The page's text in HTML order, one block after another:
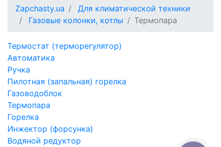
Zapchasty.ua
Для климатической техники
Газовые колонки, котлы
Термопара
Термостат (терморегулятор)
Автоматика
Ручка
Пилотная (запальная) горелка
Газоводоблок
Термопара
Горелка
Инжектор (форсунка)
Водяной редуктор